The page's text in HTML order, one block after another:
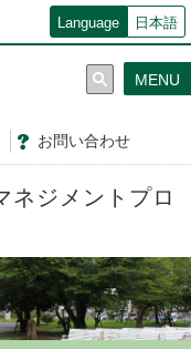
Language 日本語
お問い合わせ
MENU
ネジメントプロ